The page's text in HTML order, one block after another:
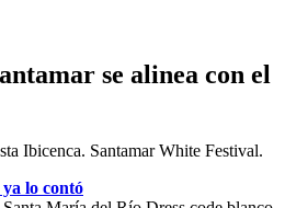
se alinea con el
Ibicenca. Santamar White Festival.
lo contó